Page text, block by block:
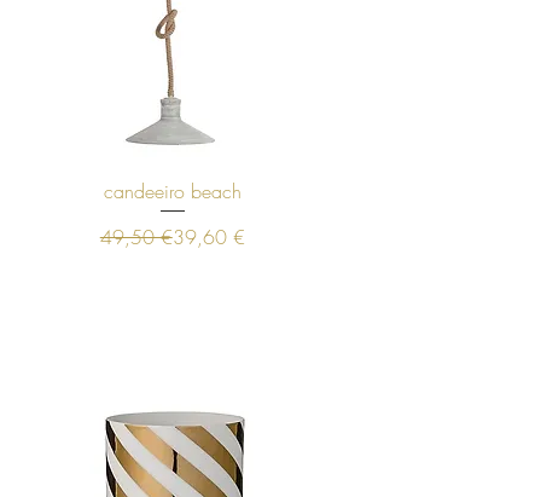
Visualização rápida
candeeiro beach
Preço normal
49,50 €Preço promocional
39,60 €